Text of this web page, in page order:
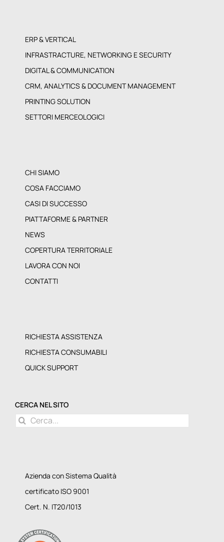
ERP & VERTICAL
INFRASTRACTURE, NETWORKING E SECURITY
DIGITAL & COMMUNICATION
CRM, ANALYTICS & DOCUMENT MANAGEMENT
PRINTING SOLUTION
SETTORI MERCEOLOGICI
CHI SIAMO
COSA FACCIAMO
CASI DI SUCCESSO
PIATTAFORME & PARTNER
NEWS
COPERTURA TERRITORIALE
LAVORA CON NOI
CONTATTI
RICHIESTA ASSISTENZA
RICHIESTA CONSUMABILI
QUICK SUPPORT
CERCA NEL SITO
Cerca
Azienda con Sistema Qualità
certificato ISO 9001
Cert. N. IT20/1013